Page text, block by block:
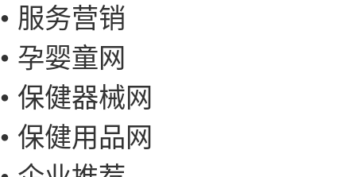
• 服务营销
• 孕婴童网
• 保健器械网
• 保健用品网